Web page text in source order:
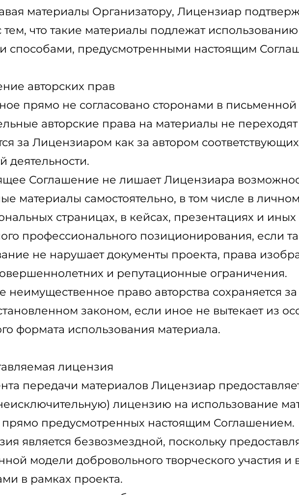
материалы Организатору, Лицензиар
тем, что такие материалы подлежат
способами, предусмотренными настоящим
авторских прав
прямо не согласовано сторонами в
авторские права на материалы не
за Лицензиаром как за автором соответствующих
деятельности.
Соглашение не лишает Лицензиара
материалы самостоятельно, в том числе в
страницах, в кейсах, презентациях и
профессионального позиционирования, если
не нарушает документы проекта, права
и репутационные ограничения.
неимущественное право авторства сохраняется
законом, если иное не вытекает из
формата использования материала.
лицензия
передачи материалов Лицензиар
лицензию на использование
прямо предусмотренных настоящим Соглашением.
является безвозмездной, поскольку
модели добровольного творческого участия
в рамках проекта.